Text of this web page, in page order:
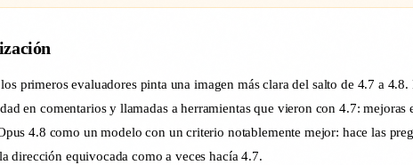
primeros evaluadores pinta una imagen más clara del salto de 4.7 a
en comentarios y llamadas a herramientas que vieron con 4.7:
4.8 como un modelo con un criterio notablemente mejor: hace las
dirección equivocada como a veces hacía 4.7.